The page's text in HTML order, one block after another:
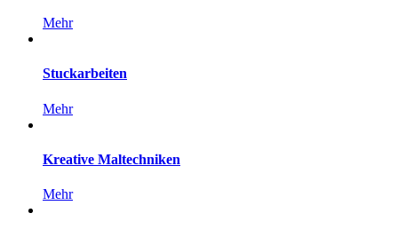
Mehr
Stuckarbeiten
Mehr
Kreative Maltechniken
Mehr